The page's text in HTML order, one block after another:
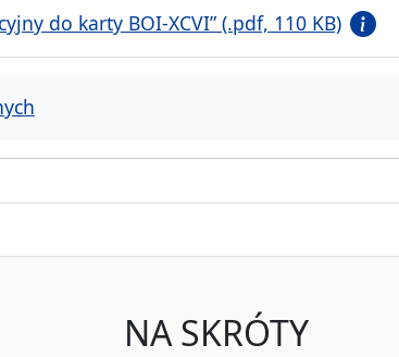
do karty BOI-XCVI” (.pdf, 110 KB)
NA SKRÓTY